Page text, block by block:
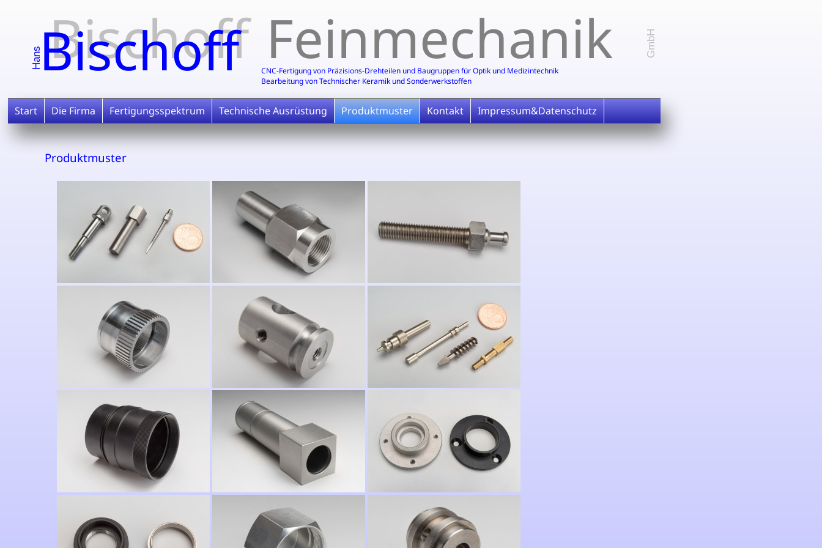
Bischoff
Bischoff Feinmechanik
CNC-Fertigung von Präzisions-Drehteilen und Baugruppen für Optik und Medizintechnik
Bearbeitung von Technischer Keramik und Sonderwerkstoffen
Hans GmbH
Start Die Firma Fertigungsspektrum Technische Ausrüstung Produktmuster Kontakt Impressum&Datenschutz
Produktmuster